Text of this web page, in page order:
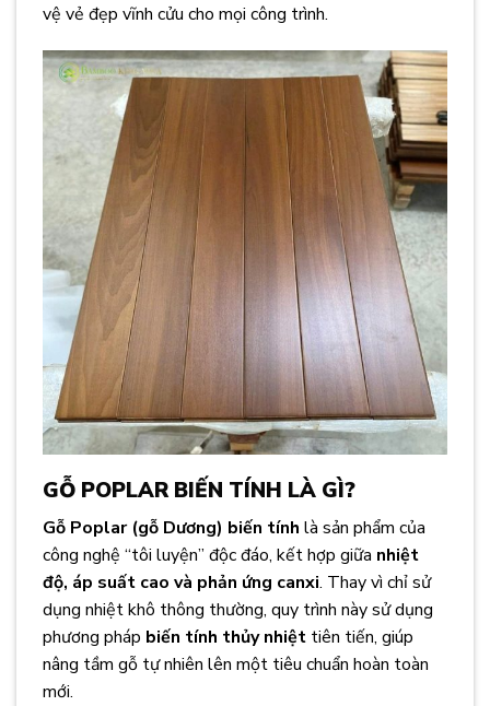
vệ vẻ đẹp vĩnh cửu cho mọi công trình.
GỖ POPLAR BIẾN TÍNH LÀ GÌ?
Gỗ Poplar (gỗ Dương) biến tính là sản phẩm của
công nghệ “tôi luyện” độc đáo, kết hợp giữa nhiệt
độ, áp suất cao và phản ứng canxi. Thay vì chỉ sử
dụng nhiệt khô thông thường, quy trình này sử dụng
phương pháp biến tính thủy nhiệt tiên tiến, giúp
nâng tầm gỗ tự nhiên lên một tiêu chuẩn hoàn toàn
mới.